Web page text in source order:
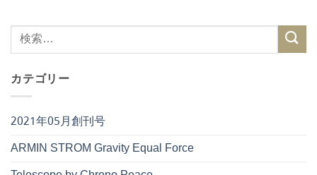
カテゴリー
2021年05月創刊号
ARMIN STROM Gravity Equal Force